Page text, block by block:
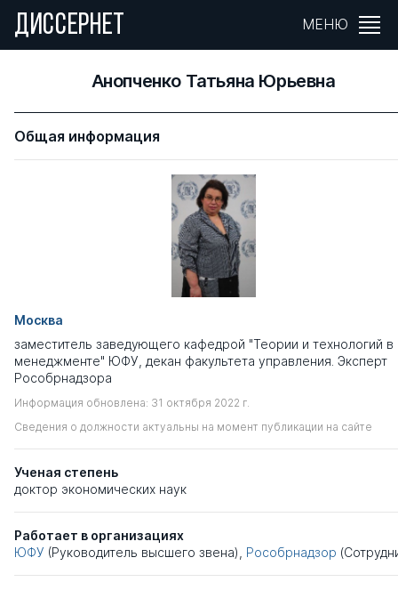
ДИССЕРНЕТ МЕНЮ
Анопченко Татьяна Юрьевна
Общая информация
Москва
заместитель заведующего кафедрой "Теории и технологий в
менеджменте" ЮФУ, декан факультета управления. Эксперт
Рособрнадзора
Информация обновлена: 31 октября 2022 г.
Сведения о должности актуальны на момент публикации на сайте
Ученая степень
доктор экономических наук
Работает в организациях
ЮФУ (Руководитель высшего звена), Рособрнадзор